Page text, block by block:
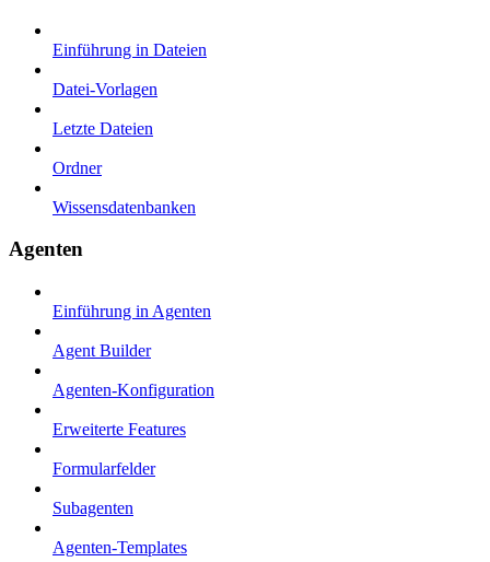
Einführung in Dateien
Datei-Vorlagen
Letzte Dateien
Ordner
Wissensdatenbanken
Agenten
Einführung in Agenten
Agent Builder
Agenten-Konfiguration
Erweiterte Features
Formularfelder
Subagenten
Agenten-Templates